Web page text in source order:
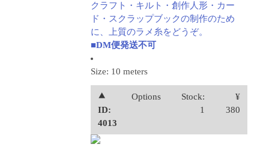
クラフト・キルト・創作人形・カー
ド・スクラップブックの制作のため
に、上質のラメ糸をどうぞ。
■DM便発送不可
Size: 10 meters
⯅
ID:
4013
Options
Stock:
1
¥
380